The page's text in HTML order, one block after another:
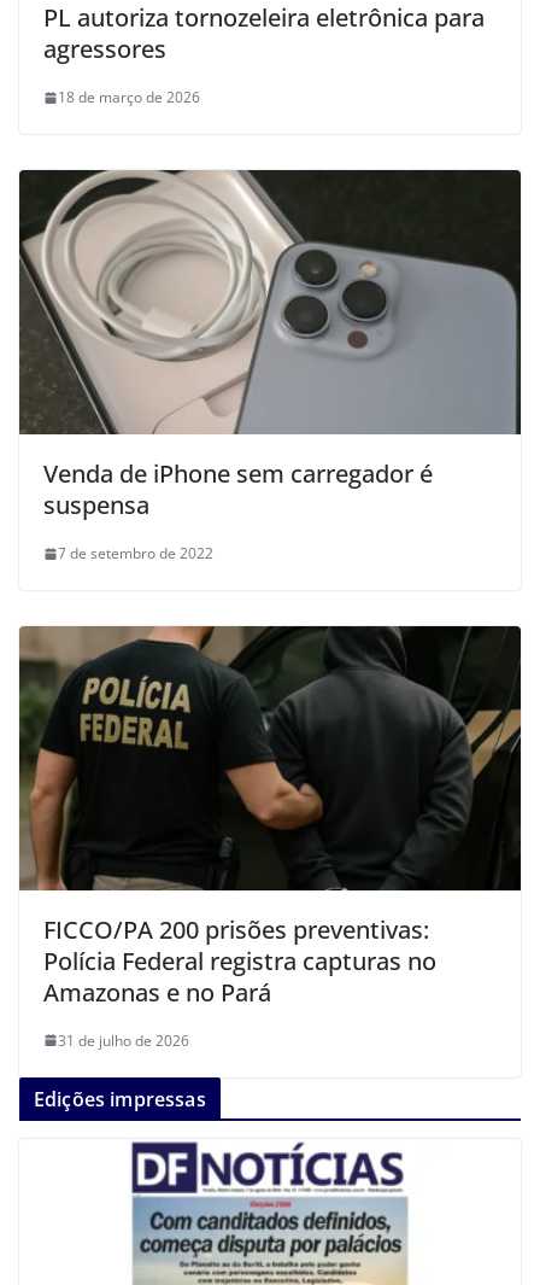
PL autoriza tornozeleira eletrônica para
agressores
18 de março de 2026
Venda de iPhone sem carregador é
suspensa
7 de setembro de 2022
FICCO/PA 200 prisões preventivas:
Polícia Federal registra capturas no
Amazonas e no Pará
31 de julho de 2026
Edições impressas